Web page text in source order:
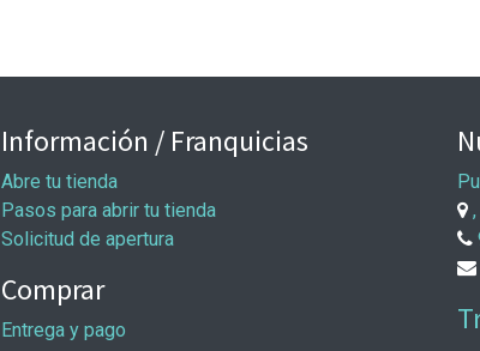
Información / Franquicias
Abre tu tienda
Pasos para abrir tu tienda
Solicitud de apertura
Comprar
Entrega y pago
,